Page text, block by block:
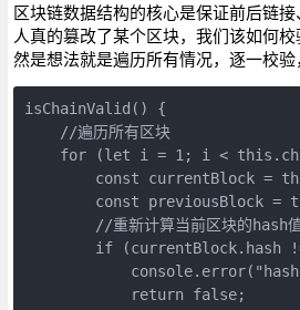
区块链数据结构的核心是保证前后链
人真的篡改了某个区块，我们该如何
然是想法就是遍历所有情况，逐一校验
isChainValid() {
    //遍历所有区块
for (let i = 1; i <
const currentBlock =
const previousBlock =
//重新计算当前区块的hash
if (currentBlock.hash
            return false;